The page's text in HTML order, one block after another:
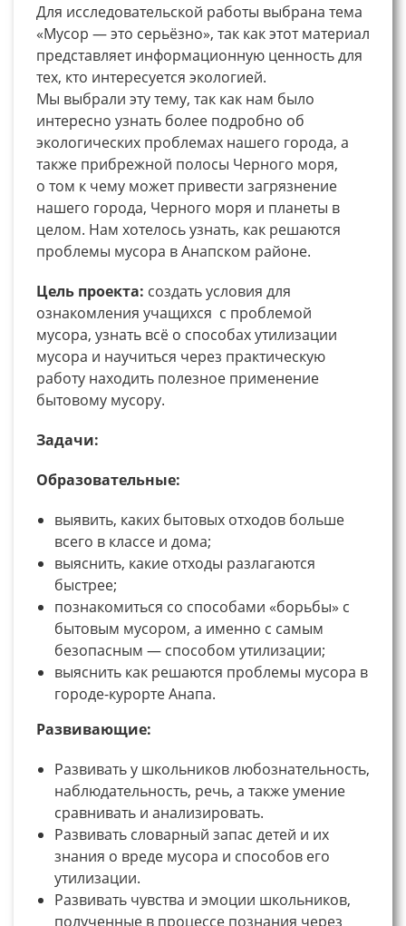
Для исследовательской работы выбрана тема
«Мусор — это серьёзно», так как этот материал
представляет информационную ценность для
тех, кто интересуется экологией.
Мы выбрали эту тему, так как нам было
интересно узнать более подробно об
экологических проблемах нашего города, а
также прибрежной полосы Черного моря,
о том к чему может привести загрязнение
нашего города, Черного моря и планеты в
целом. Нам хотелось узнать, как решаются
проблемы мусора в Анапском районе.
Цель проекта: создать условия для
ознакомления учащихся с проблемой
мусора, узнать всё о способах утилизации
мусора и научиться через практическую
работу находить полезное применение
бытовому мусору.
Задачи:
Образовательные:
выявить, каких бытовых отходов больше
всего в классе и дома;
выяснить, какие отходы разлагаются
быстрее;
познакомиться со способами «борьбы» с
бытовым мусором, а именно с самым
безопасным — способом утилизации;
выяснить как решаются проблемы мусора в
городе-курорте Анапа.
Развивающие:
Развивать у школьников любознательность,
наблюдательность, речь, а также умение
сравнивать и анализировать.
Развивать словарный запас детей и их
знания о вреде мусора и способов его
утилизации.
Развивать чувства и эмоции школьников,
полученные в процессе познания через